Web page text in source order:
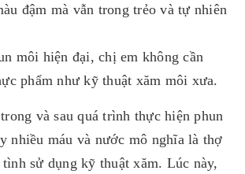
đậm mà vẫn trong trẻo và tự nhiên
môi hiện đại, chị em không cần
phẩm như kỹ thuật xăm môi xưa.
và sau quá trình thực hiện phun
nhiều máu và nước mô nghĩa là thợ
sử dụng kỹ thuật xăm. Lúc này,